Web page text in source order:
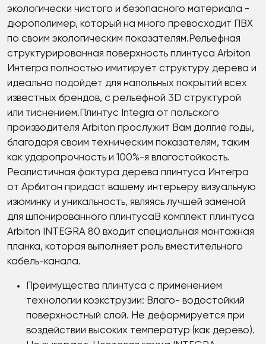
экологически чистого и безопасного материала -
дюрополимер, который на много превосходит ПВХ
по своим экологическим показателям.Рельефная
структурированная поверхность плинтуса Arbiton
Интегра полностью имитирует структуру дерева и
идеально подойдет для напольных покрытий всех
известных брендов, с рельефной 3D структурой
или тиснением.Плинтус Integra от польского
производителя Arbiton прослужит Вам долгие годы,
благодаря своим техническим показателям, таким
как ударопрочность и 100%-я влагостойкость.
Реалистичная фактура дерева плинтуса Интегра
от Арбитон придаст вашему интерьеру визуальную
изюминку и уникальность, являясь лучшей заменой
для шпонированного плинтусаВ комплект плинтуса
Arbiton INTEGRA 80 входит специальная монтажная
планка, которая выполняет роль вместительного
кабель-канала.
Преимущества плинтуса с применением
технологии коэкструзии: Влаго- водостойкий
поверхностный слой. Не деформируется при
воздействии высоких температур (как дерево).